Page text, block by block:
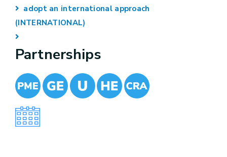
adopt an international approach
(INTERNATIONAL)
Partnerships